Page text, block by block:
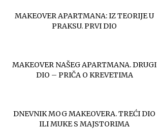
MAKEOVER APARTMANA: IZ TEORIJE U
PRAKSU. PRVI DIO
MAKEOVER NAŠEG APARTMANA. DRUGI
DIO – PRIČA O KREVETIMA
DNEVNIK MOG MAKEOVERA. TREĆI DIO
ILI MUKE S MAJSTORIMA